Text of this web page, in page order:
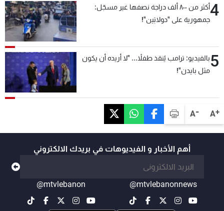
A+
A-
4
أكثر من ٨٠٠ ألف دراجة نصفها غير مسجّل:
جمهورية على "دولابَين"!
5بالفيديو: ترامب يُنقذ طفلاً... "لا أريده أن يكون
مثل بايدن"!
أهم الأخبار و الفيديوهات في بريدك الالكتروني
@mtvlebanonnews
@mtvlebanon